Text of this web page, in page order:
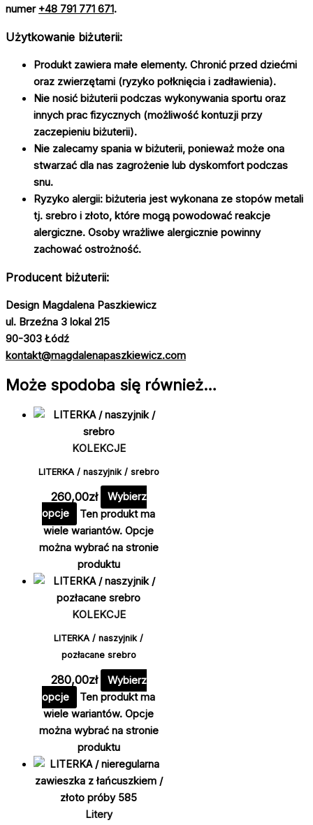
numer +48 791 771 671.
Użytkowanie biżuterii:
Produkt zawiera małe elementy. Chronić przed dziećmi
oraz zwierzętami (ryzyko połknięcia i zadławienia).
Nie nosić biżuterii podczas wykonywania sportu oraz
innych prac fizycznych (możliwość kontuzji przy
zaczepieniu biżuterii).
Nie zalecamy spania w biżuterii, ponieważ może ona
stwarzać dla nas zagrożenie lub dyskomfort podczas
snu.
Ryzyko alergii: biżuteria jest wykonana ze stopów metali
tj. srebro i złoto, które mogą powodować reakcje
alergiczne. Osoby wrażliwe alergicznie powinny
zachować ostrożność.
Producent biżuterii:
Design Magdalena Paszkiewicz
ul. Brzeźna 3 lokal 215
90-303 Łódź
kontakt@magdalenapaszkiewicz.com
Może spodoba się również…
KOLEKCJE
LITERKA / naszyjnik / srebro
260,00zł
Wybierz
opcje
Ten produkt ma
wiele wariantów. Opcje
można wybrać na stronie
produktu
KOLEKCJE
LITERKA / naszyjnik /
pozłacane srebro
280,00zł
Wybierz
opcje
Ten produkt ma
wiele wariantów. Opcje
można wybrać na stronie
produktu
Litery